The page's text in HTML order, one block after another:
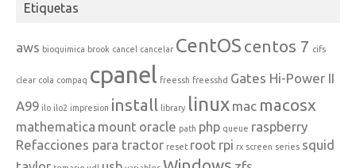
Etiquetas
aws bioquimica brook cancel cancelar CentOS centos 7 cifs
clear cola compaq cpanel freessh freesshd Gates Hi-Power II
A99 ilo ilo2 impresion install library linux mac macosx
mathematica mount oracle path php queue raspberry
Refacciones para tractor reset root rpi rx screen series squid